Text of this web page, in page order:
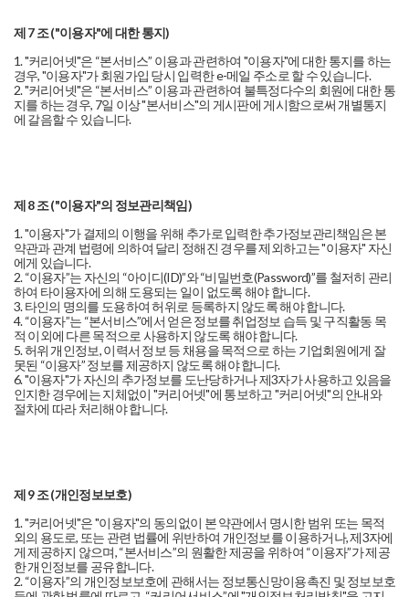
제 7 조 ("이용자"에 대한 통지)
1. "커리어넷"은 “본서비스” 이용과 관련하여 "이용자"에 대한 통지를 하는
경우, "이용자"가 회원가입 당시 입력한 e-메일 주소로 할 수 있습니다.
2. "커리어넷"은 “본서비스” 이용과 관련하여 불특정다수의 회원에 대한 통
지를 하는 경우, 7일 이상 "본서비스"의 게시판에 게시함으로써 개별통지
에 갈음할 수 있습니다.
제 8 조 ("이용자"의 정보관리책임)
1. "이용자"가 결제의 이행을 위해 추가로 입력한 추가정보관리책임은 본
약관과 관계 법령에 의하여 달리 정해진 경우를 제외하고는 "이용자" 자신
에게 있습니다.
2. “이용자”는 자신의 “아이디(ID)”와 “비밀번호(Password)”를 철저히 관리
하여 타이용자에 의해 도용되는 일이 없도록 해야 합니다.
3. 타인의 명의를 도용하여 허위로 등록하지 않도록 해야 합니다.
4. “이용자”는 “본서비스”에서 얻은 정보를 취업정보 습득 및 구직활동 목
적 이외에 다른 목적으로 사용하지 않도록 해야 합니다.
5. 허위 개인정보, 이력서 정보 등 채용을 목적으로 하는 기업회원에게 잘
못된 “이용자” 정보를 제공하지 않도록 해야 합니다.
6. "이용자"가 자신의 추가정보를 도난당하거나 제3자가 사용하고 있음을
인지한 경우에는 지체없이 "커리어넷"에 통보하고 "커리어넷"의 안내와
절차에 따라 처리해야 합니다.
제 9 조 (개인정보보호)
1. "커리어넷"은 "이용자"의 동의없이 본 약관에서 명시한 범위 또는 목적
외의 용도로, 또는 관련 법률에 위반하여 개인정보를 이용하거나, 제3자에
게 제공하지 않으며, “본서비스”의 원활한 제공을 위하여 “이용자”가 제공
한 개인정보를 공유합니다.
2. “이용자”의 개인정보보호에 관해서는 정보통신망이용촉진 및 정보보호